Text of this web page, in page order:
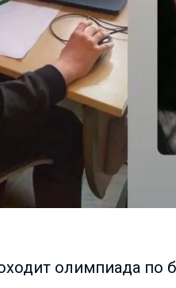
олимпиада